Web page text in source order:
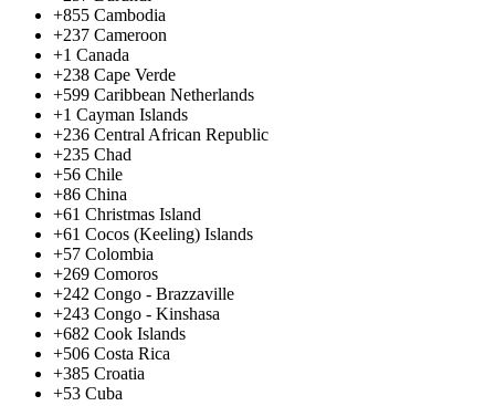
+855 Cambodia
+237 Cameroon
+1 Canada
+238 Cape Verde
+599 Caribbean Netherlands
+1 Cayman Islands
+236 Central African Republic
+235 Chad
+56 Chile
+86 China
+61 Christmas Island
+61 Cocos (Keeling) Islands
+57 Colombia
+269 Comoros
+242 Congo - Brazzaville
+243 Congo - Kinshasa
+682 Cook Islands
+506 Costa Rica
+385 Croatia
+53 Cuba